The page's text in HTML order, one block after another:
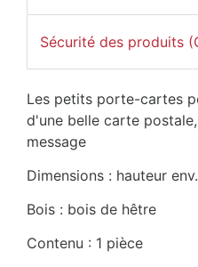
Sécurité des produits
Les petits porte-cartes
d'une belle carte
message
Dimensions : hauteur
Bois : bois de hêtre
Contenu : 1 pièce